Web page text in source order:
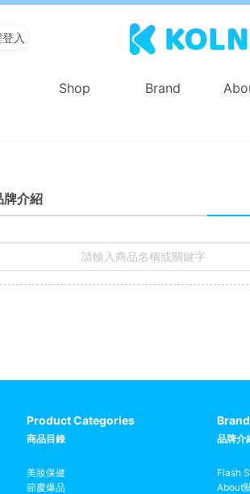
入
Shop Brand
牌介紹
Product Categories
商品目錄
美妝保健
節慶爆品
品牌介
Flash
About